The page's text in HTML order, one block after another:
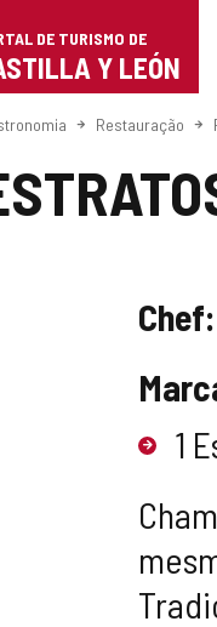
DE TURISMO DE
Y LEÓN
Restauração
Chef:
1